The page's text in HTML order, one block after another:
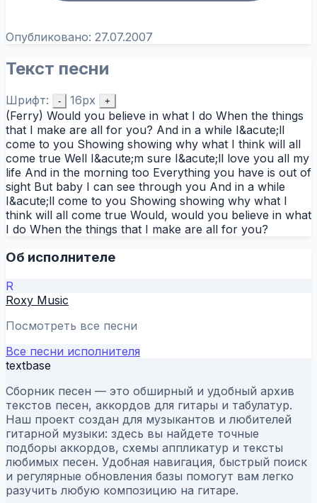
Опубликовано: 27.07.2007
Текст песни
Шрифт: - 16px +
(Ferry) Would you believe in what I do When the things
that I make are all for you? And in a while I&acute;ll
come to you Showing showing why what I think will all
come true Well I&acute;m sure I&acute;ll love you all my
life And in the morning too Everything you have is out of
sight But baby I can see through you And in a while
I&acute;ll come to you Showing showing why what I
think will all come true Would, would you believe in what
I do When the things that I make are all for you?
Об исполнителе
R
Roxy Music
Посмотреть все песни
Все песни исполнителя
textbase
Сборник песен — это обширный и удобный архив
текстов песен, аккордов для гитары и табулатур.
Наш проект создан для музыкантов и любителей
гитарной музыки: здесь вы найдете точные
подборы аккордов, схемы аппликатур и тексты
любимых песен. Удобная навигация, быстрый поиск
и регулярные обновления базы помогут вам легко
разучить любую композицию на гитаре.